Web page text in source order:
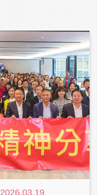
2026.03.19